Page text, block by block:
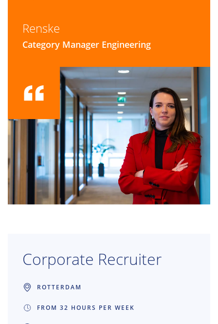
Renske
Category Manager Engineering
Corporate Recruiter
ROTTERDAM
FROM 32 HOURS PER WEEK